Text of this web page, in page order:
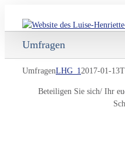
Umfragen
UmfragenLHG_12017-01-
Beteiligen Sie sich/ Ihr